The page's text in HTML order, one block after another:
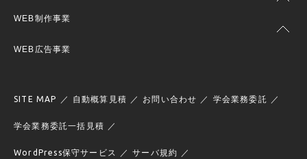
WEB制作事業
WEB広告事業
SITE MAP 自動概算見積 お問い合わせ 学会業務委託
学会業務委託一括見積
WordPress保守サービス サーバ規約